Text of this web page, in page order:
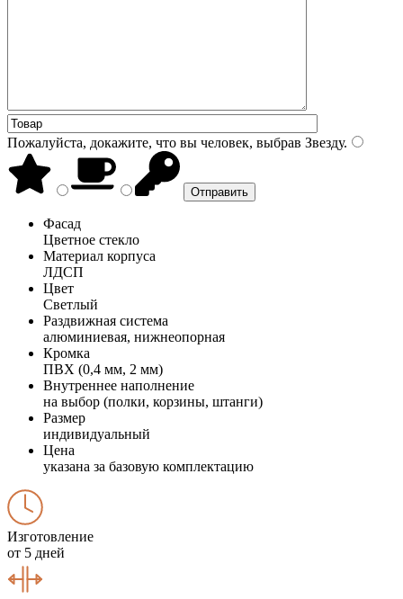
Пожалуйста, докажите, что вы человек, выбрав Звезду.
Фасад
Цветное стекло
Материал корпуса
ЛДСП
Цвет
Светлый
Раздвижная система
алюминиевая, нижнеопорная
Кромка
ПВХ (0,4 мм, 2 мм)
Внутреннее наполнение
на выбор (полки, корзины, штанги)
Размер
индивидуальный
Цена
указана за базовую комплектацию
Изготовление
от 5 дней